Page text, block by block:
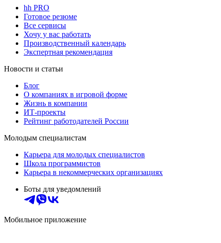
hh PRO
Готовое резюме
Все сервисы
Хочу у вас работать
Производственный календарь
Экспертная рекомендация
Новости и статьи
Блог
О компаниях в игровой форме
Жизнь в компании
ИТ-проекты
Рейтинг работодателей России
Молодым специалистам
Карьера для молодых специалистов
Школа программистов
Карьера в некоммерческих организациях
Боты для уведомлений
Мобильное приложение